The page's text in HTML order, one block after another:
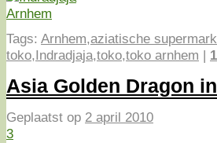
Tags: Arnhem,aziatische
toko,Indradjaja,toko,toko arnhem |
Asia Golden Dragon
Geplaatst op 2 april 2010
3